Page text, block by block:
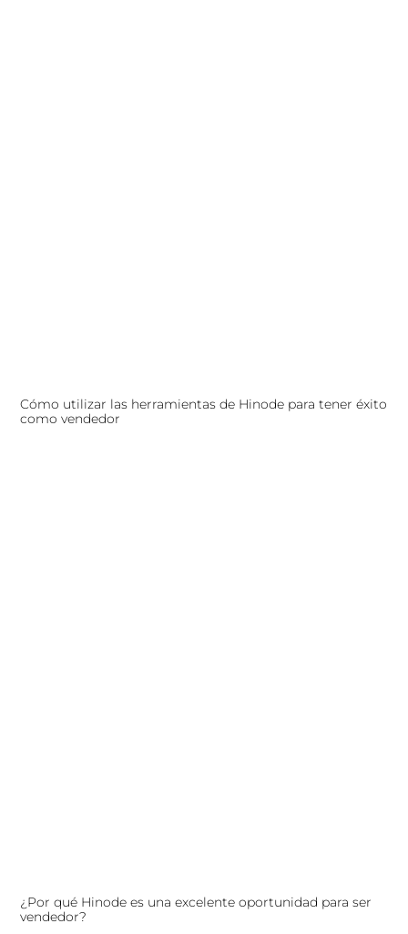
Cómo utilizar las herramientas de Hinode para tener éxito
como vendedor
¿Por qué Hinode es una excelente oportunidad para ser
vendedor?